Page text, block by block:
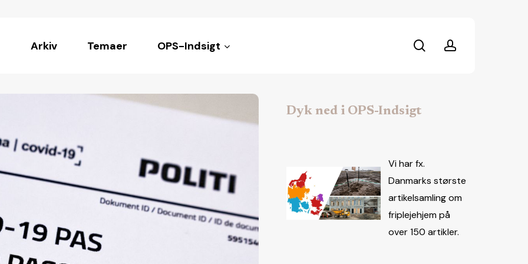
Arkiv Temaer OPS-Indsigt searchaccount
Dyk ned i OPS-Indsigt
Vi har fx.
Danmarks største
artikelsamling om
friplejehjem på
over 150 artikler.